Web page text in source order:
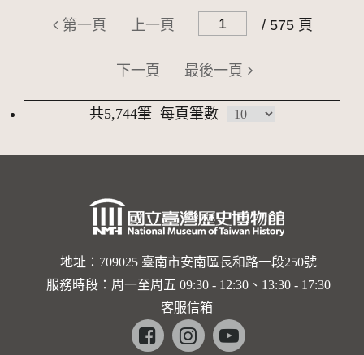
第一頁 上一頁 / 575 頁
下一頁 最後一頁
共5,744筆 每頁筆數
地址：709025 臺南市安南區長和路一段250號
服務時段：周一至周五 09:30 - 12:30、13:30 - 17:30
客服信箱
Facebookinstagramyoutube